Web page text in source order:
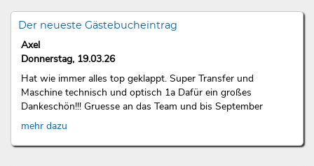
Der neueste Gästebucheintrag
Axel
Donnerstag, 19.03.26
Hat wie immer alles top geklappt. Super Transfer und
Maschine technisch und optisch 1a Dafür ein großes
Dankeschön!!! Gruesse an das Team und bis September
mehr dazu